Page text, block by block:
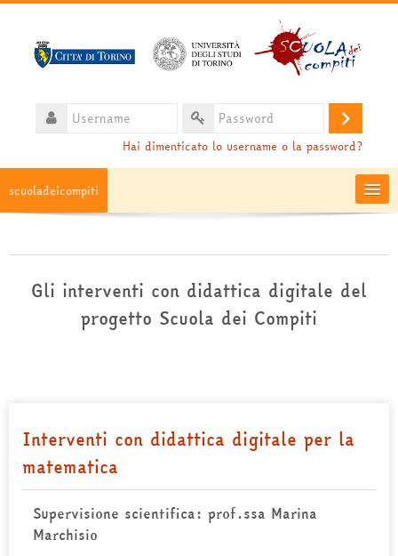
contenuto
Username
Login
Hai dimenticato lo username o la password?
scuoladeicompiti
HelpDesk
Gli interventi con didattica digitale del
progetto Scuola dei Compiti
Interventi con didattica digitale per la
matematica
Supervisione scientifica: prof.ssa Marina
Marchisio